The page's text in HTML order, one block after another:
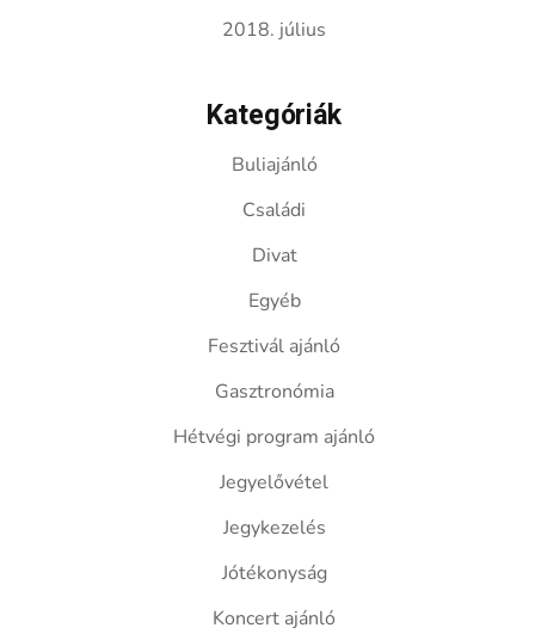
2018. július
Kategóriák
Buliajánló
Családi
Divat
Egyéb
Fesztivál ajánló
Gasztronómia
Hétvégi program ajánló
Jegyelővétel
Jegykezelés
Jótékonyság
Koncert ajánló